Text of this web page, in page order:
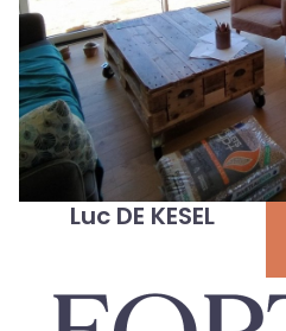
Luc DE KESEL